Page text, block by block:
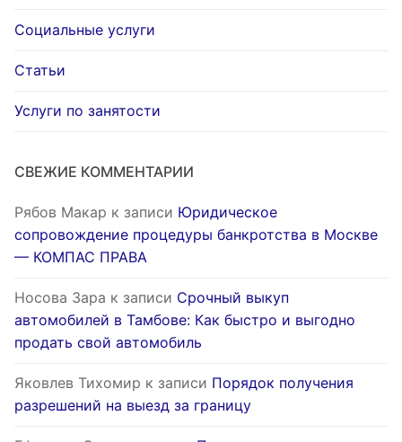
Социальные услуги
Статьи
Услуги по занятости
СВЕЖИЕ КОММЕНТАРИИ
Рябов Макар к записи Юридическое
сопровождение процедуры банкротства в Москве
— КОМПАС ПРАВА
Носова Зара к записи Срочный выкуп
автомобилей в Тамбове: Как быстро и выгодно
продать свой автомобиль
Яковлев Тихомир к записи Порядок получения
разрешений на выезд за границу